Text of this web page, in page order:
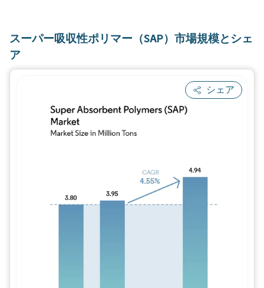
スーパー吸収性ポリマー（SAP）市場規模とシェ
ア
シェア